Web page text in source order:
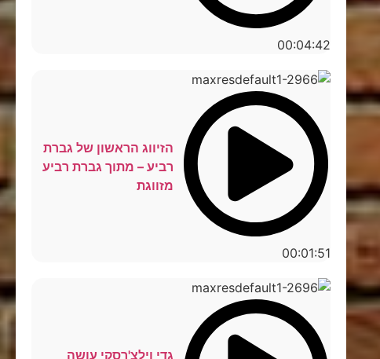
00:04:42
00:01:51
הזיווג הראשון של גברת
רביע – מתוך גברת רביע
מזווגת
גדי וילצ'רסקי עושה